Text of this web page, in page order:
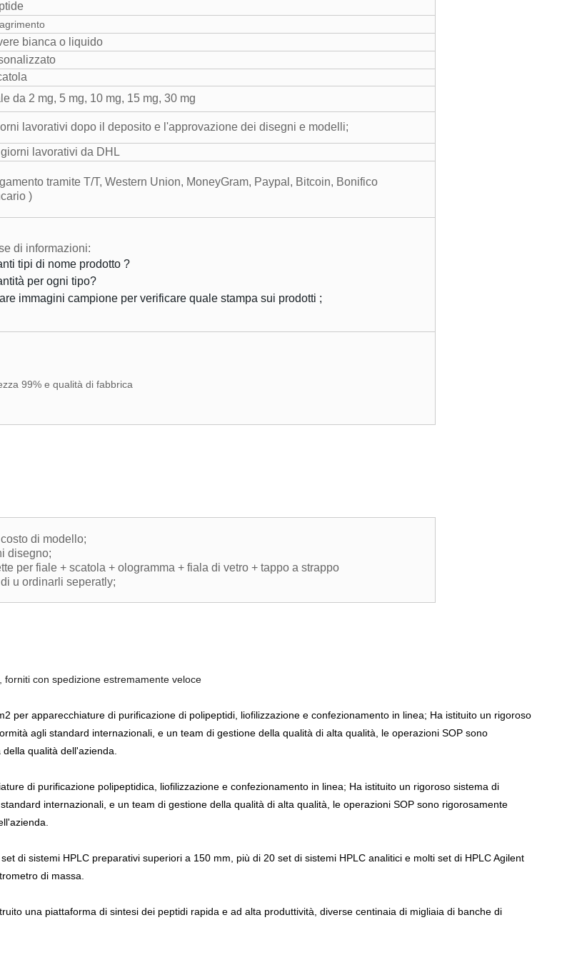
bianca o liquido
da 2 mg, 5 mg, 10 mg, 15 mg, 30 mg
lavorativi dopo il deposito e l'approvazione dei disegni e modelli;
lavorativi da DHL
tramite T/T, Western Union, MoneyGram, Paypal, Bitcoin, Bonifico
)
di informazioni:
tipi di nome prodotto ?
per ogni tipo?
immagini campione per verificare quale stampa sui prodotti ;
99% e qualità di fabbrica
di modello;
disegno;
per fiale + scatola + ologramma + fiala di vetro + tappo a strappo
u ordinarli seperatly;
con spedizione estremamente veloce
per apparecchiature di purificazione di polipeptidi, liofilizzazione e confezionamento in linea; Ha istituito un rigoroso
agli standard internazionali, e un team di gestione della qualità di alta qualità, le operazioni SOP sono
qualità dell'azienda.
di purificazione polipeptidica, liofilizzazione e confezionamento in linea; Ha istituito un rigoroso sistema di
internazionali, e un team di gestione della qualità di alta qualità, le operazioni SOP sono rigorosamente
di sistemi HPLC preparativi superiori a 150 mm, più di 20 set di sistemi HPLC analitici e molti set di HPLC Agilent
di massa.
una piattaforma di sintesi dei peptidi rapida e ad alta produttività, diverse centinaia di migliaia di banche di